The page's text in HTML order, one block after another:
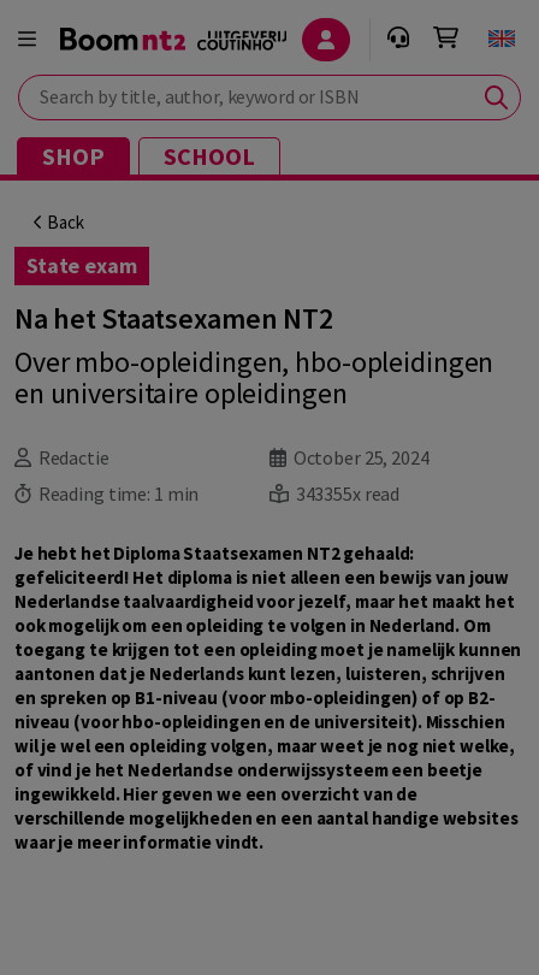
Search by title, author, keyword or ISBN
SHOP SCHOOL
Back
State exam
Na het Staatsexamen NT2
Over mbo-opleidingen, hbo-opleidingen
en universitaire opleidingen
Redactie
October 25, 2024
Reading time: 1 min 343355x read
Je hebt het Diploma Staatsexamen NT2 gehaald:
gefeliciteerd! Het diploma is niet alleen een bewijs van jouw
Nederlandse taalvaardigheid voor jezelf, maar het maakt het
ook mogelijk om een opleiding te volgen in Nederland. Om
toegang te krijgen tot een opleiding moet je namelijk kunnen
aantonen dat je Nederlands kunt lezen, luisteren, schrijven
en spreken op B1-niveau (voor mbo-opleidingen) of op B2-
niveau (voor hbo-opleidingen en de universiteit). Misschien
wil je wel een opleiding volgen, maar weet je nog niet welke,
of vind je het Nederlandse onderwijssysteem een beetje
ingewikkeld. Hier geven we een overzicht van de
verschillende mogelijkheden en een aantal handige websites
waar je meer informatie vindt.